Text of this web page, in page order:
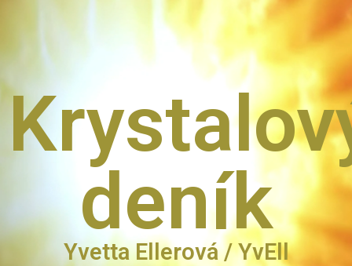
deník
Yvetta Ellerová / YvEll